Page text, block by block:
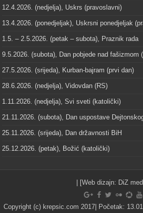
12.4.2026. (nedjelja), Uskrs (pravoslavni)
13.4.2026. (ponedjeljak), Uskrsni ponedjeljak
1.5. – 2.5.2026. (petak – subota), Praznik rada
9.5.2026. (subota), Dan pobjede nad fašizmom
27.5.2026. (srijeda), Kurban-bajram (prvi dan)
28.6.2026. (nedjelja), Vidovdan (RS)
1.11.2026. (nedjelja), Svi sveti (katolički)
21.11.2026. (subota), Dan uspostave
25.11.2026. (srijeda), Dan državnosti BiH
25.12.2026. (petak), Božić (katolički)
| [Web dizajn: DiZ
Copyright (c) krepsic.com 2017| Početak: